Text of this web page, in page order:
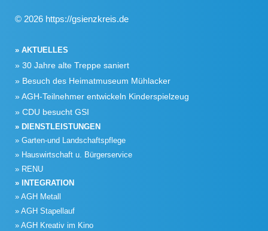
© 2026 https://gsienzkreis.de
» AKTUELLES
30 Jahre alte Treppe saniert
Besuch des Heimatmuseum Mühlacker
AGH-Teilnehmer entwickeln Kinderspielzeug
CDU besucht GSI
» DIENSTLEISTUNGEN
» Garten-und Landschaftspflege
» Hauswirtschaft u. Bürgerservice
» RENU
» INTEGRATION
» AGH Metall
» AGH Stapellauf
» AGH Kreativ im Kino